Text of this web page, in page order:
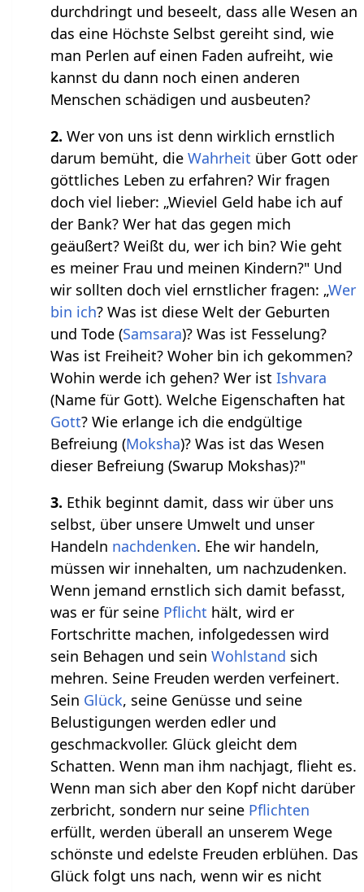
durchdringt und beseelt, dass alle Wesen an
das eine Höchste Selbst gereiht sind, wie
man Perlen auf einen Faden aufreiht, wie
kannst du dann noch einen anderen
Menschen schädigen und ausbeuten?
2. Wer von uns ist denn wirklich ernstlich
darum bemüht, dieWahrheit über Gott oder
göttliches Leben zu erfahren? Wir fragen
doch viel lieber: „Wieviel Geld habe ich auf
der Bank? Wer hat das gegen mich
geäußert? Weißt du, wer ich bin? Wie geht
es meiner Frau und meinen Kindern?" Und
wir sollten doch viel ernstlicher fragen: „Wer
bin ich? Was ist diese Welt der Geburten
und Tode (Samsara)? Was ist Fesselung?
Was ist Freiheit? Woher bin ich gekommen?
Wohin werde ich gehen? Wer istIshvara
(Name für Gott). Welche Eigenschaften hat
Gott? Wie erlange ich die endgültige
Befreiung (Moksha)? Was ist das Wesen
dieser Befreiung (Swarup Mokshas)?"
3. Ethik beginnt damit, dass wir über uns
selbst, über unsere Umwelt und unser
Handeln nachdenken. Ehe wir handeln,
müssen wir innehalten, um nachzudenken.
Wenn jemand ernstlich sich damit befasst,
was er für seine Pflicht hält, wird er
Fortschritte machen, infolgedessen wird
sein Behagen und seinWohlstand sich
mehren. Seine Freuden werden verfeinert.
Sein Glück, seine Genüsse und seine
Belustigungen werden edler und
geschmackvoller. Glück gleicht dem
Schatten. Wenn man ihm nachjagt, flieht es.
Wenn man sich aber den Kopf nicht darüber
zerbricht, sondern nur seine Pflichten
erfüllt, werden überall an unserem Wege
schönste und edelste Freuden erblühen. Das
Glück folgt uns nach, wenn wir es nicht